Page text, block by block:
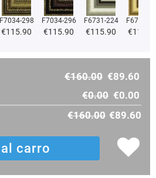
F7034-298
€115.90
F7034-296
€115.90
F6731-224
€115.90
F6731-
€
€160.00 €89.60
€0.00 €0.00
€160.00 €89.60